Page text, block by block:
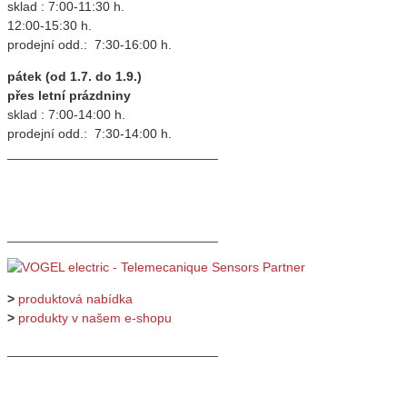
sklad : 7:00-11:30 h.
12:00-15:30 h.
prodejní odd.: 7:30-16:00 h.
pátek (od 1.7. do 1.9.)
přes letní prázdniny
sklad : 7:00-14:00 h.
prodejní odd.: 7:30-14:00 h.
> produktová nabídka
> produkty v našem e-shopu